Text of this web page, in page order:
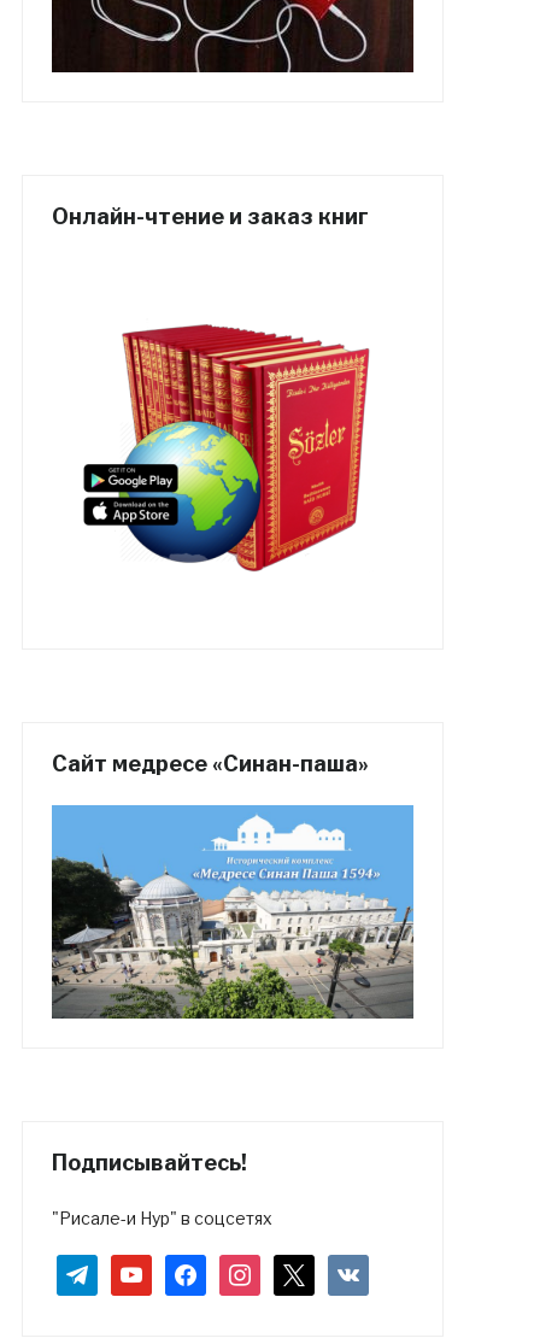
Онлайн-чтение и заказ книг
Сайт медресе «Синан-паша»
Подписывайтесь!
"Рисале-и Нур" в соцсетях
telegramyoutubefacebookinstagram vkontakte